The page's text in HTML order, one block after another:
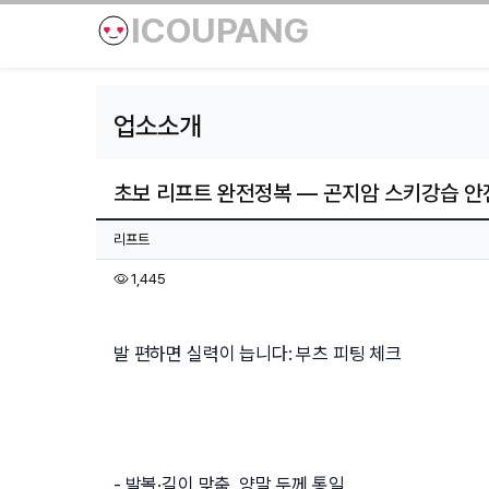
ICOUPANG
업소소개
초보 리프트 완전정복 — 곤지암 스키강습 안
페이지 정보
작성자
리프트
1,445
본문
발 편하면 실력이 늡니다: 부츠 피팅 체크
- 발볼·길이 맞춤, 양말 두께 통일